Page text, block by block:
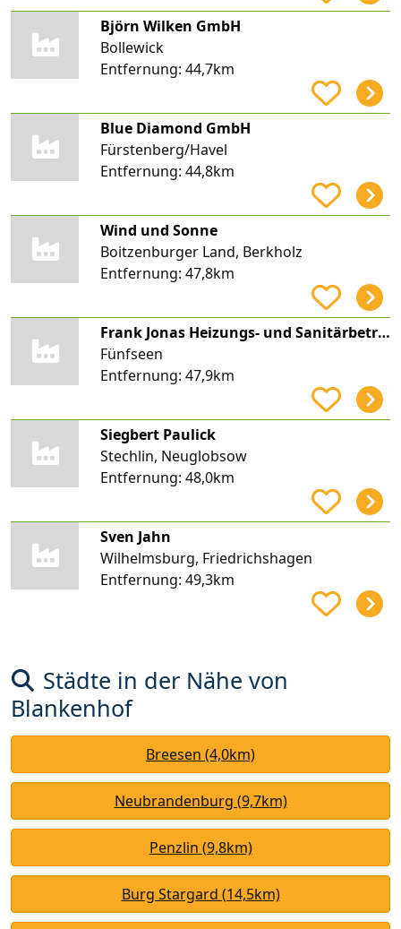
Björn Wilken GmbH
Bollewick
Entfernung: 44,7km
Blue Diamond GmbH
Fürstenberg/Havel
Entfernung: 44,8km
Wind und Sonne
Boitzenburger Land, Berkholz
Entfernung: 47,8km
Frank Jonas Heizungs- und Sanitärbetrieb
Fünfseen
Entfernung: 47,9km
Siegbert Paulick
Stechlin, Neuglobsow
Entfernung: 48,0km
Sven Jahn
Wilhelmsburg, Friedrichshagen
Entfernung: 49,3km
Städte in der Nähe von
Blankenhof
Breesen (4,0km)
Neubrandenburg (9,7km)
Penzlin (9,8km)
Burg Stargard (14,5km)